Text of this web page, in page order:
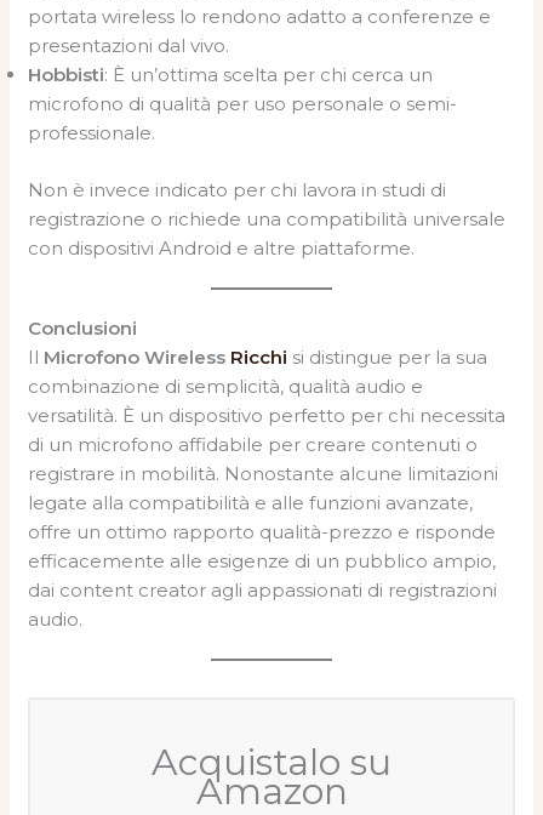
portata wireless lo rendono adatto a conferenze e
presentazioni dal vivo.
Hobbisti: È un’ottima scelta per chi cerca un
microfono di qualità per uso personale o semi-
professionale.
Non è invece indicato per chi lavora in studi di
registrazione o richiede una compatibilità universale
con dispositivi Android e altre piattaforme.
Conclusioni
Il Microfono Wireless Ricchi si distingue per la sua
combinazione di semplicità, qualità audio e
versatilità. È un dispositivo perfetto per chi necessita
di un microfono affidabile per creare contenuti o
registrare in mobilità. Nonostante alcune limitazioni
legate alla compatibilità e alle funzioni avanzate,
offre un ottimo rapporto qualità-prezzo e risponde
efficacemente alle esigenze di un pubblico ampio,
dai content creator agli appassionati di registrazioni
audio.
Acquistalo su
Amazon